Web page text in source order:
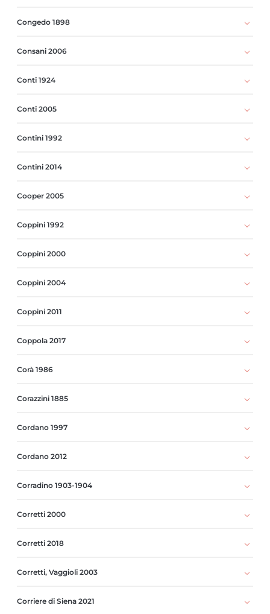
Congedo 1898
Consani 2006
Conti 1924
Conti 2005
Contini 1992
Contini 2014
Cooper 2005
Coppini 1992
Coppini 2000
Coppini 2004
Coppini 2011
Coppola 2017
Corà 1986
Corazzini 1885
Cordano 1997
Cordano 2012
Corradino 1903-1904
Corretti 2000
Corretti 2018
Corretti, Vaggioli 2003
Corriere di Siena 2021